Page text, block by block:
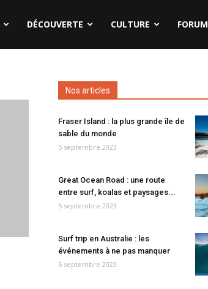
DÉCOUVERTE CULTURE FORUM
Nos articles
Fraser Island : la plus grande île de
sable du monde
5 septembre 2023
Great Ocean Road : une route
entre surf, koalas et paysages...
5 septembre 2023
Surf trip en Australie : les
événements à ne pas manquer
5 septembre 2023